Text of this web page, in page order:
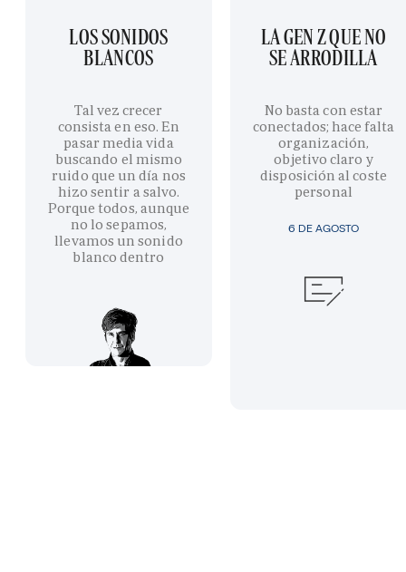
LOS SONIDOS
BLANCOS
Tal vez crecer
consista en eso. En
pasar media vida
buscando el mismo
ruido que un día nos
hizo sentir a salvo.
Porque todos, aunque
no lo sepamos,
llevamos un sonido
blanco dentro
6 DE AGOSTO
LA GEN Z QUE NO
SE ARRODILLA
No basta con estar
conectados; hace falta
organización,
objetivo claro y
disposición al coste
personal